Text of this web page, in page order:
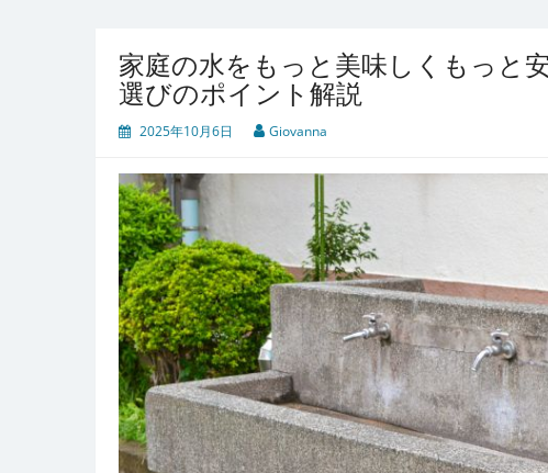
家庭の水をもっと美味しくもっと
選びのポイント解説
2025年10月6日 Giovanna